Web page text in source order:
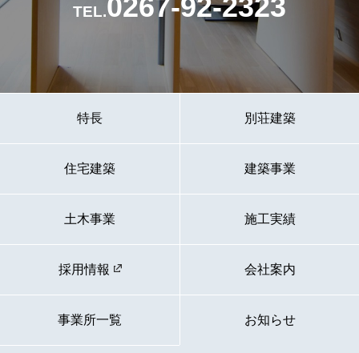
TEL.0267-92-2323
特長 別荘建築
住宅建築 建築事業
土木事業 施工実績
採用情報 会社案内
事業所一覧 お知らせ